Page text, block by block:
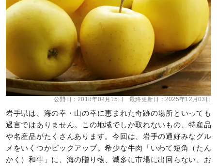
公開日：2018年02月15日 最終更新日： 2025年12月03日
岩手県は、海の幸・山の幸に恵まれた奇跡の場所といっても
過言ではありません。この地域でしか取れないもの、特産品
や名産品がたくさんあります。今回は、岩手の通好みなグル
メをいくつかピックアップ。希少な牛肉「いわて短角（たん
かく）和牛」に、海の贈り物、滅多に市場に出回らない、お